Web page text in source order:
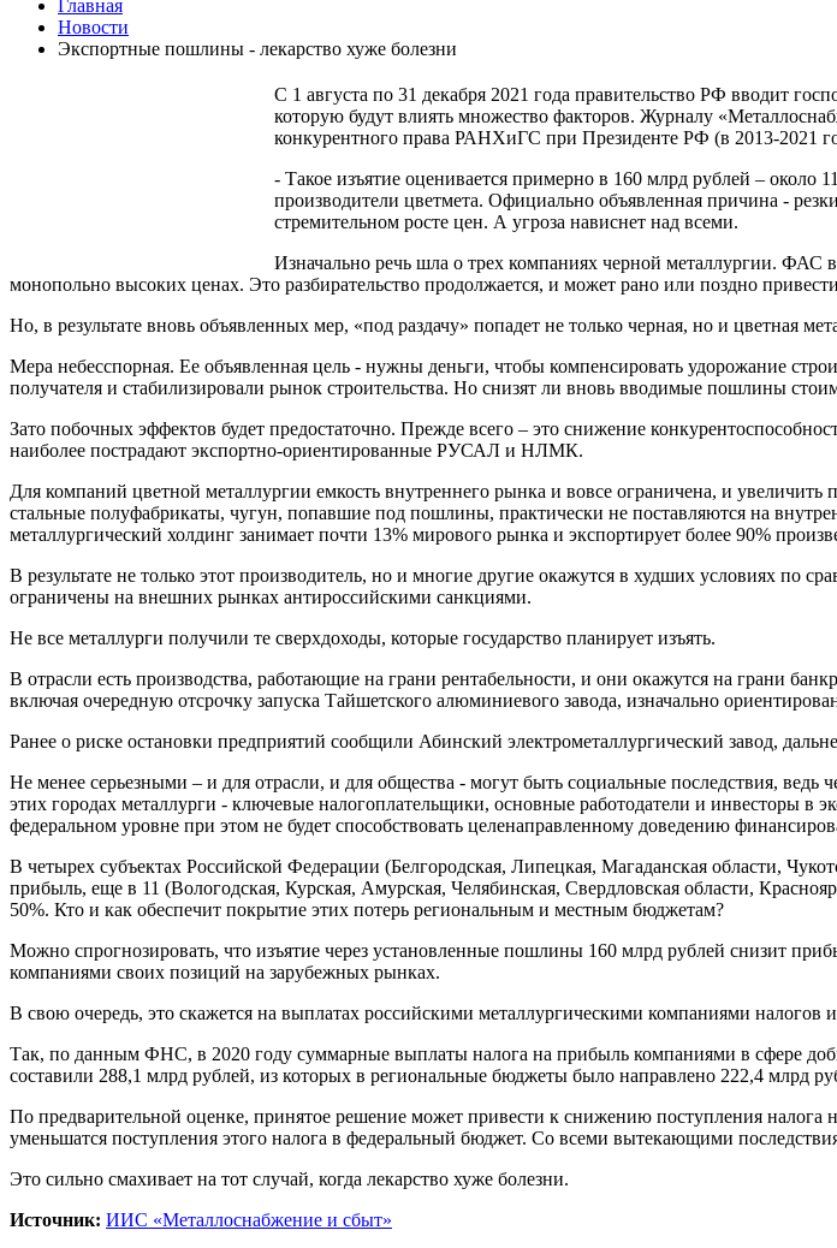
Главная
Новости
Экспортные пошлины - лекарство хуже болезни
С 1 августа по 31 декабря 2021 года правительство РФ вводит
которую будут влиять множество факторов. Журналу
конкурентного права РАНХиГС при Президенте РФ (в 2013-2021
- Такое изъятие оценивается примерно в 160 млрд рублей – около
производители цветмета. Официально объявленная причина -
стремительном росте цен. А угроза нависнет над всеми.
Изначально речь шла о трех компаниях черной металлургии.
монопольно высоких ценах. Это разбирательство продолжается, и может рано или поздно
Но, в результате вновь объявленных мер, «под раздачу» попадет не только черная, но и цветная
Мера небесспорная. Ее объявленная цель - нужны деньги, чтобы компенсировать удорожание
получателя и стабилизировали рынок строительства. Но снизят ли вновь вводимые пошлины
Зато побочных эффектов будет предостаточно. Прежде всего – это снижение
наиболее пострадают экспортно-ориентированные РУСАЛ и НЛМК.
Для компаний цветной металлургии емкость внутреннего рынка и вовсе ограничена, и
стальные полуфабрикаты, чугун, попавшие под пошлины, практически не поставляются на
металлургический холдинг занимает почти 13% мирового рынка и экспортирует более 90%
В результате не только этот производитель, но и многие другие окажутся в худших условиях
ограничены на внешних рынках антироссийскими санкциями.
Не все металлурги получили те сверхдоходы, которые государство планирует изъять.
В отрасли есть производства, работающие на грани рентабельности, и они окажутся на грани
включая очередную отсрочку запуска Тайшетского алюминиевого завода, изначально
Ранее о риске остановки предприятий сообщили Абинский электрометаллургический завод,
Не менее серьезными – и для отрасли, и для общества - могут быть социальные последствия,
этих городах металлурги - ключевые налогоплательщики, основные работодатели и инвесторы в
федеральном уровне при этом не будет способствовать целенаправленному доведению
В четырех субъектах Российской Федерации (Белгородская, Липецкая, Магаданская области,
прибыль, еще в 11 (Вологодская, Курская, Амурская, Челябинская, Свердловская области,
50%. Кто и как обеспечит покрытие этих потерь региональным и местным бюджетам?
Можно спрогнозировать, что изъятие через установленные пошлины 160 млрд рублей снизит
компаниями своих позиций на зарубежных рынках.
В свою очередь, это скажется на выплатах российскими металлургическими компаниями
Так, по данным ФНС, в 2020 году суммарные выплаты налога на прибыль компаниями в сфере
составили 288,1 млрд рублей, из которых в региональные бюджеты было направлено 222,4 млрд
По предварительной оценке, принятое решение может привести к снижению поступления
уменьшатся поступления этого налога в федеральный бюджет. Со всеми вытекающими
Это сильно смахивает на тот случай, когда лекарство хуже болезни.
Источник: ИИС «Металлоснабжение и сбыт»